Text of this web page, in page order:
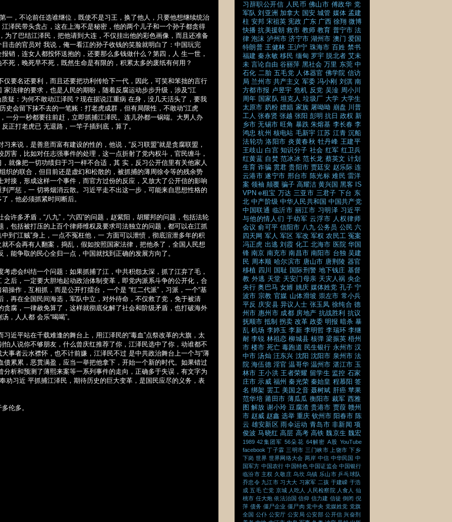
一，不论前任选谁继位，既使不是习王，换了他人，只要他想继续统治
泽民带头贪占，这在上海不是秘密，他的两个儿子和一个孙子都贪得
为了巴结江泽民，把他请到大连，不仅挂出他的彩色画像，而且还准备
击的官员对 我说，俺一看江的孙子收钱的笑脸就明白了：中国玩完
销，连女人都投怀送抱的，还要那么多钱做什么？第四，人 生一世，
死，晚死早不死，既然生命是有限的，积累太多的废纸有何用？
要名还要利，而且还要把功利传给下一代，因此，可笑和笨拙的言行
法律的要求，也是人民的期盼，随着反腐运动步步升级，涉及“江
疑：为何不敢动江泽民？现在据说江重病 在身，没几天活头了，要我
史会留下抹不去的一笔账：打老虎成群，但有局限性，不敢动“江虎
一分一秒都要往前赶，立即抓捕江泽民。连儿孙都一锅端。大男人办
正打老虎已 无退路，一竿子插到底，算了。
来说，是善意而富有建设的性的，他说，“反习联盟”就是贪腐联盟，
害，比如对任志强事件的处理，这一点折射了党内权斗，官民缠斗，
就像把一切功绩归于习一样不合适，其 实，反习公开信里有关他家人
织的联合，但目前还是虚幻和松散的，被抓捕的薄周徐令等的残余势
接，形成这样一个事件，而官方过份的反应，又放大了公开信的影响
严惩，一 切将烟消云散。习近平走不出这一步，可能来自思想性格的
，他必须抓紧时间断后。
许多矛盾，“八九”，“六四”的问题，赵紫阳，胡耀邦的问题，包括法轮
包括被打压的上百个律师维权及要求司法独立的问题，都可以在江抓
到“江贼”身上，一点不冤枉他，一 方面可以泄愤，彻底渲泄多年的积
不会再有人翻案，捣乱，假如按照国家法律，把他杀了，全国人民想
能争取的民心全归一点，中国就找到正确的发展方向了。
虑会纠结一个问题：如果抓捕了江，中共积怨太深，抓了江弃了毛，
后，一定要大胆地起动政治体制变革，即党内派系斗争的公开化，合
操作，互相抓，而是公开打擂台，一个是 “红二代派”，习派，一个“基
，再在全国民间海选，军队中立，对外待命，不仅救了党，免于被清
腐，一律赦免算了，这样就彻底化解了社会和阶级矛盾，也打破海外
，人人都 会乐“喝喝”。
近平站在千载难逢的舞台上，用江泽民的“毒血”点祭改革的大旗，太
人说你不够朋友，什么曾庆红推荐了你，江泽民选中了你，动谁都不
事者云水襟怀，也不计前嫌，江泽民不过 是中共政治舞台上一个与“薄
债累累，恶贯满盈，应当一举把他拿下，开始一个新的时代。如果错过
析和预测了薄熙来案等一系列事件的走向，正确多于失误，有文字为
劝习近 平抓捕江泽民，期待历史的巨大变革，是国民应尽的义务，表
伦多。
习辞职公开信 人民币 佛山市 傅政华 党
军队 刘亚洲 加拿大 国安 城管 媒体 孟建
柱 安邦 宋祖英 宪政 广东 广西 徐翔 微博
快播 抗美援朝 救市 教师 教育 普宁市 法
律 泡沫 泸州市 济宁市 湖州市 澳门 爱国
特朗普 王健林 王沪宁 珠海市 百姓 禁书
福建 秦永敏 移民 缅甸 罗宇 脱北者 艾未
未 言论自由 谷丽萍 黑社会 万里 东莞 中
石化 二胎 五毛党 人体器官 佛学院 信访
局 兰州市 共产主义 军委 冯小刚 刘淇 南
方都市报 卢昱宇 危机 反党 吴淦 周小川
周年 国家队 坦克人 垃圾厂 大学 大学生
太原市 奶粉 嫖娼 家族 屠呦呦 崩盘 川普
工人 张春贤 张越 张阳 彭明 抗日 政权 新
乡市 无锡市 旺角 暴跌 朱熔基 李长春 李
鸿忠 杭州 核电站 毛新宇 江苏 江青 沉船
法轮功 洛阳市 炎黄春秋 牡丹峰 王建平
王歧山 白宫 知识分子 社会 红军 红卫兵
红黄蓝 自焚 范冰冰 范长龙 蔡英文 计划
生育 诈骗 贯君 贵阳市 贾廷安 赵乐际 连
云港市 遂宁市 邢台市 陈光标 难民 雷洋
案 领袖 颠覆 骗子 高耀洁 黄兴国 黑客
IS
VPN e租宝 万达 三亚市 三君子 下台 东
北 中产阶级 中华人民共和国 中国共产党
中国联通 临沂市 丽江市 习明泽 习近平
与他的情人们 于幼军 云浮市 人权律师
会议 俞可平 信阳市 八九 公务员 公民 六
四天网 军人 军区 军改 军权 农民工 冤案
冯正虎 出逃 刘霞 化工 北海市 医院 华国
锋 南京 南充市 南昌市 南阳市 台独 吴建
民 周本顺 哈尔滨市 唐山市 唐荆陵 器官
移植 四川 国耻 国际刑警 地下钱庄 基督
教 外逃 天堂 天安门母亲 天灾人祸 央企
央行 奥巴马 女婿 姚庆 媒体姓党 孔子 宁
波市 宗教 官媒 山体滑坡 崇左市 常小兵
平反 庆安县 异议人士 张玉凤 徐纯合 德
州市 惠州市 成都 房地产 抗战胜利 抗议
抚顺市 抵制 拐卖 改革 政委 明报 暗杀 暴
乱 机场 李婷玉 李新 李明哲 李瑞环 李继
耐 李锐 林祖恋 柳城县 核弹 梁振英 梧州
市 楼市 死亡 毒跑道 民生银行 永州市 汉
中市 汤灿 汪东兴 沈阳 沈阳市 泉州市 法
院 海伍德 淫官 温哥华 温州市 湛江市 玉
林市 王小洪 王者荣耀 留学生 监控 石家
庄市 示威 福州 秦光荣 秦始皇 程慕阳 签
名 绑架 罢工 美国之音 聂树斌 肝癌 苹果
范华培 莆田市 薄瓜瓜 衡阳市 裁军 西雅
图 解放 谢小玲 豆腐渣 贵港市 贾葭 赣州
市 赵威 赵鑫 选举 重庆 钦州市 阳春市 陈
云 雄安新区 雨伞运动 青岛市 非新闻 项
俊波 马晓红 高层 高考 高铁 魏京生 魏宏
1989 42集团军 56朵花 64解密 A股 YouTube
facebook 丁子霖 三明市 三门峡市 上饶市 下乡
下岗 世界 世界网络大会 两岸 中信 中华民国 中
国军方 中国农行 中国特色 中国证监会 中国银行
临汾市 主权 久敬庄 乌坎 乌镇 乐山市 乒乓球队
乔忠令 九江市 习大大 习家军 二孩 于建嵘 于浩
成 五毛 亡党 京城 人吃人 人民检察院 人食人 仙
桃市 任大炮 依法治国 信仰 信力建 信徒 倒闭 倪
萍 债务 僵尸企业 僵尸肉 党中央 党媒姓党 党旗
全国 公仆 公安厅 公安局 公安部 公开信 兴奋剂